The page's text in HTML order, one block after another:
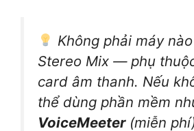
Không phải máy
Stereo Mix — phụ
card âm thanh. Nếu
thể dùng phần mềm
VoiceMeeter(miễn